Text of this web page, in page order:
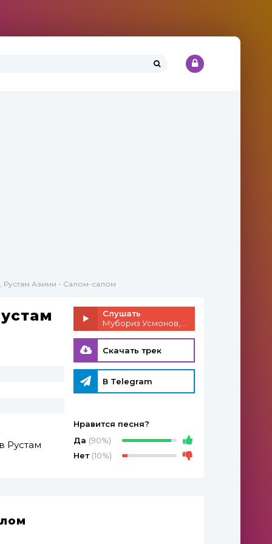
Азими - Салом-салом
Рустам
Слушать
Скачать трек
В Telegram
Нравится песня?
Да (90%)
Нет (10%)